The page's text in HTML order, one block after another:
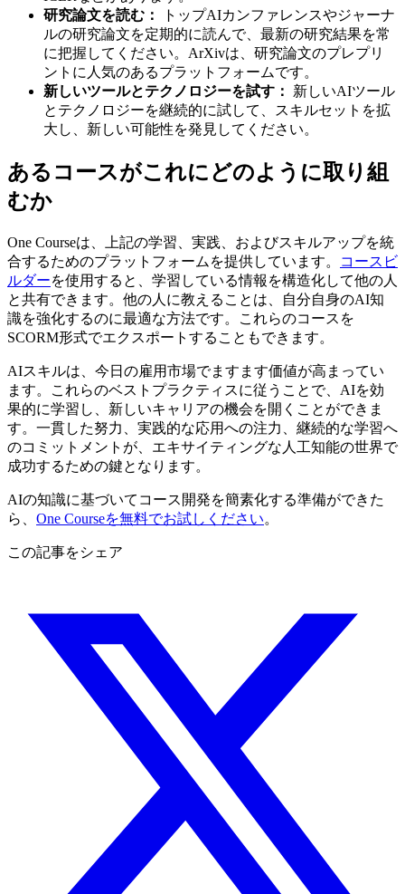
研究論文を読む：
トップAIカンファレンスやジャーナ
ルの研究論文を定期的に読んで、最新の研究結果を常
に把握してください。ArXivは、研究論文のプレプリ
ントに人気のあるプラットフォームです。
新しいツールとテクノロジーを試す：
新しいAIツール
とテクノロジーを継続的に試して、スキルセットを拡
大し、新しい可能性を発見してください。
あるコースがこれにどのように取り組
むか
One Courseは、上記の学習、実践、およびスキルアップを統
合するためのプラットフォームを提供しています。
コースビ
ルダーを使用すると、学習している情報を構造化して他の人
と共有できます。他の人に教えることは、自分自身のAI知
識を強化するのに最適な方法です。これらのコースを
SCORM形式でエクスポートすることもできます。
AIスキルは、今日の雇用市場でますます価値が高まってい
ます。これらのベストプラクティスに従うことで、AIを効
果的に学習し、新しいキャリアの機会を開くことができま
す。一貫した努力、実践的な応用への注力、継続的な学習へ
のコミットメントが、エキサイティングな人工知能の世界で
成功するための鍵となります。
AIの知識に基づいてコース開発を簡素化する準備ができた
ら、 One Courseを無料でお試しください。
この記事をシェア